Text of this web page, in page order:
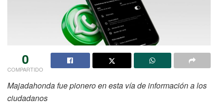
0
COMPARTIDO
Majadahonda fue pionero en esta vía de información a los
ciudadanos